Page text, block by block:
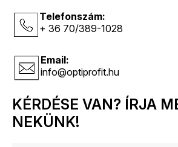
Telefonszám:
+ 36 70/389-1028
Email:
info@optiprofit.hu
KÉRDÉSE VAN? ÍRJA
NEKÜNK!